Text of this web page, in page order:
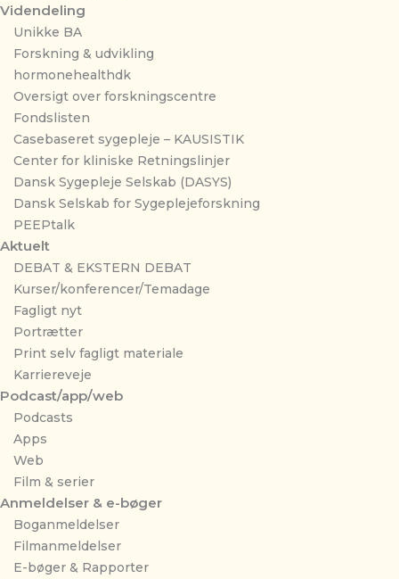
Videndeling
Unikke BA
Forskning & udvikling
hormonehealthdk
Oversigt over forskningscentre
Fondslisten
Casebaseret sygepleje – KAUSISTIK
Center for kliniske Retningslinjer
Dansk Sygepleje Selskab (DASYS)
Dansk Selskab for Sygeplejeforskning
PEEPtalk
Aktuelt
DEBAT & EKSTERN DEBAT
Kurser/konferencer/Temadage
Fagligt nyt
Portrætter
Print selv fagligt materiale
Karriereveje
Podcast/app/web
Podcasts
Apps
Web
Film & serier
Anmeldelser & e-bøger
Boganmeldelser
Filmanmeldelser
E-bøger & Rapporter